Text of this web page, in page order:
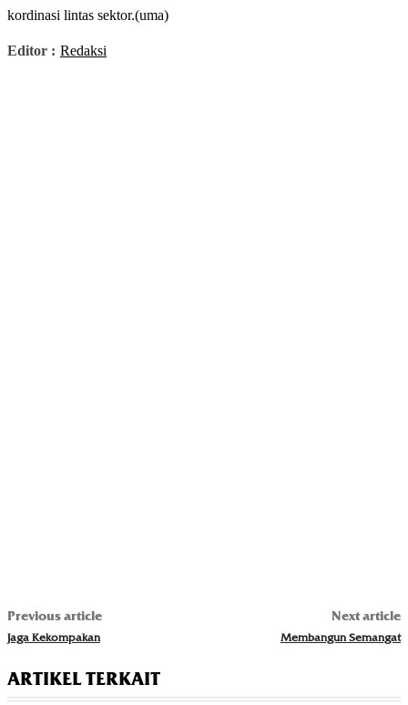
kordinasi lintas sektor.(uma)
Editor : Redaksi
Previous article
Jaga Kekompakan
Next article
Membangun Semangat
ARTIKEL TERKAIT